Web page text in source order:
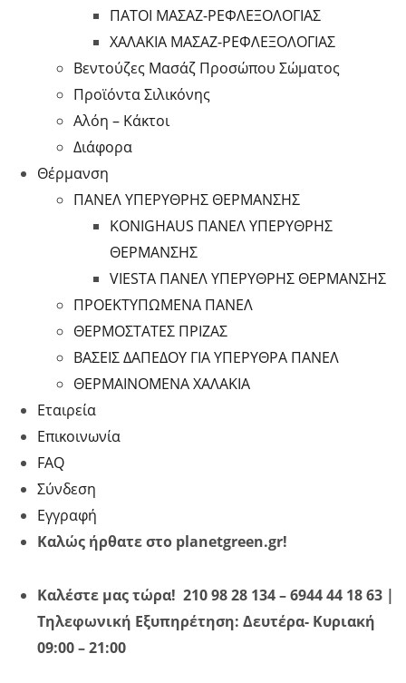
ΠΑΤΟΙ ΜΑΣΑΖ-ΡΕΦΛΕΞΟΛΟΓΙΑΣ
ΧΑΛΑΚΙΑ ΜΑΣΑΖ-ΡΕΦΛΕΞΟΛΟΓΙΑΣ
Βεντούζες Μασάζ Προσώπου Σώματος
Προϊόντα Σιλικόνης
Αλόη – Κάκτοι
Διάφορα
Θέρμανση
ΠΑΝΕΛ ΥΠΕΡΥΘΡΗΣ ΘΕΡΜΑΝΣΗΣ
KONIGHAUS ΠΑΝΕΛ ΥΠΕΡΥΘΡΗΣ
ΘΕΡΜΑΝΣΗΣ
VIESTA ΠΑΝΕΛ ΥΠΕΡΥΘΡΗΣ ΘΕΡΜΑΝΣΗΣ
ΠΡΟΕΚΤΥΠΩΜΕΝΑ ΠΑΝΕΛ
ΘΕΡΜΟΣΤΑΤΕΣ ΠΡΙΖΑΣ
ΒΑΣΕΙΣ ΔΑΠΕΔΟΥ ΓΙΑ ΥΠΕΡΥΘΡA ΠΑΝΕΛ
ΘΕΡΜΑΙΝΟΜΕΝΑ ΧΑΛΑΚΙΑ
Εταιρεία
Επικοινωνία
FAQ
Σύνδεση
Εγγραφή
Καλώς ήρθατε στο planetgreen.gr!
Καλέστε μας τώρα! 210 98 28 134 – 6944 44 18 63 |
Τηλεφωνική Εξυπηρέτηση: Δευτέρα- Κυριακή
09:00 – 21:00